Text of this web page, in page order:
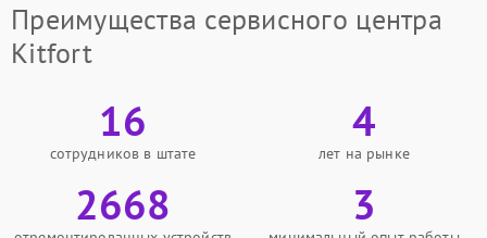
Преимущества сервисного центра
Kitfort
16
сотрудников в штате
4
лет на рынке
2668 3